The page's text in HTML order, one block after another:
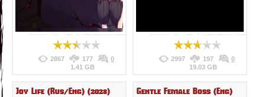
2867 177
0
1.41 GB
2997 197
0
19.03 GB
Joy Life (Rus/Eng) (2023)
Gentle Female Boss (Eng)